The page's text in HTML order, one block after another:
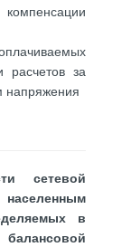
расчетов за
напряжения
сетевой
в